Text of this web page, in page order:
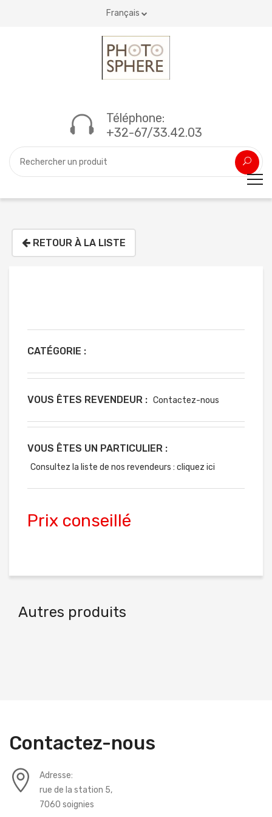
Français
Téléphone:
+32-67/33.42.03
RETOUR À LA LISTE
CATÉGORIE :
VOUS ÊTES REVENDEUR : Contactez-nous
VOUS ÊTES UN PARTICULIER :
Consultez la liste de nos revendeurs : cliquez ici
Prix conseillé
Autres produits
Contactez-nous
Adresse:
rue de la station 5,
7060 soignies